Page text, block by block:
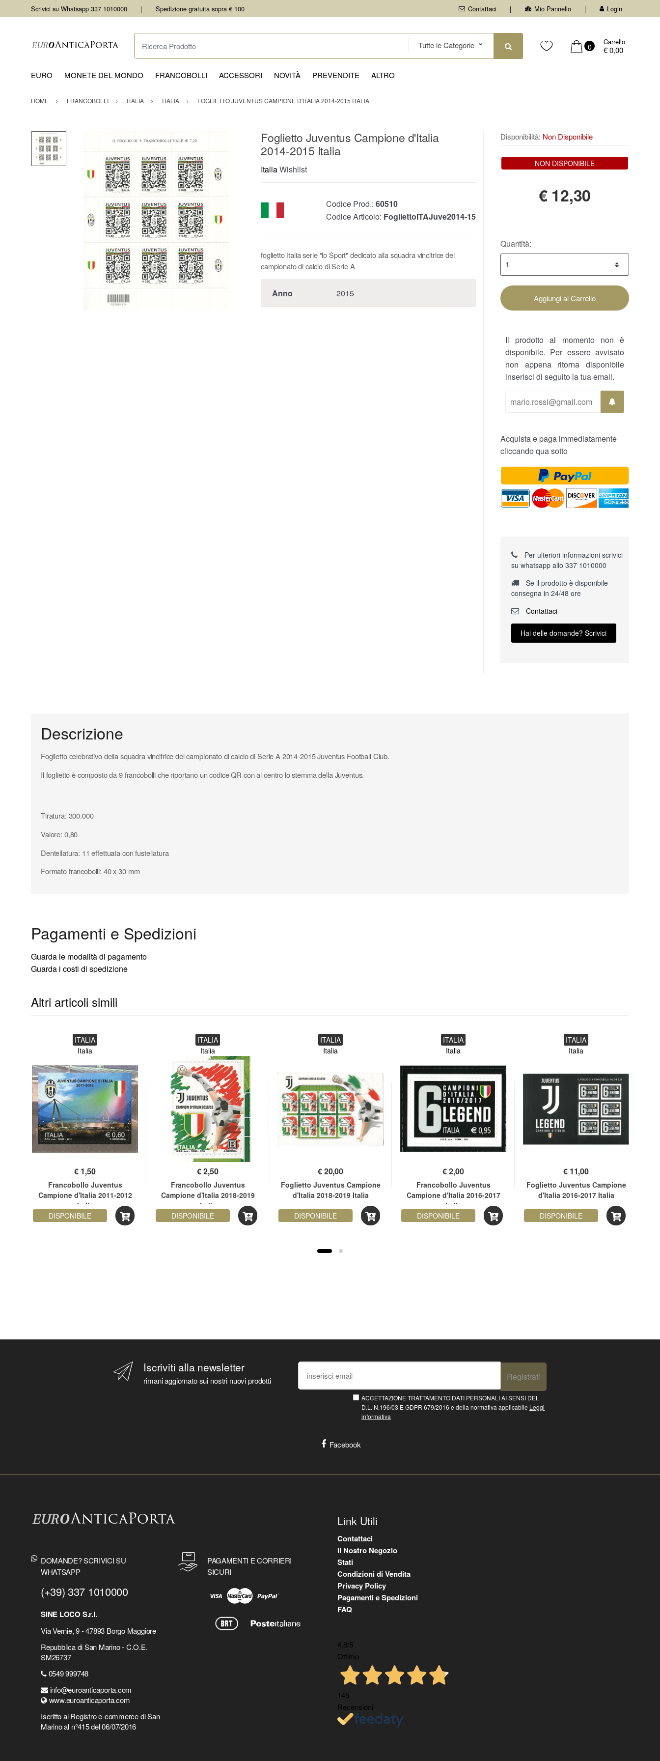
Scrivici su Whatsapp 337 1010000 Spedizione gratuita sopra € 100 Contattaci Mio Pannello Login
Ricerca Prodotto
0
Carrello
€ 0,00
EURO MONETE DEL MONDO FRANCOBOLLI ACCESSORI NOVITÀ PREVENDITE ALTRO
HOME FRANCOBOLLI ITALIA ITALIA FOGLIETTO JUVENTUS CAMPIONE D'ITALIA 2014-2015 ITALIA
Foglietto Juventus Campione d'Italia
2014-2015 Italia
ItaliaWishlist
Codice Prod.: 60510
Codice Articolo: FogliettoITAJuve2014-15
foglietto Italia serie "lo Sport" dedicato alla squadra vincitrice del
campionato di calcio di Serie A
Anno 2015
Disponibilità: Non Disponibile
NON DISPONIBILE
€ 12,30
Quantità:
Aggiungi al Carrello
Il prodotto al momento non è
disponibile. Per essere avvisato
non appena ritorna disponibile
inserisci di seguito la tua email.
Acquista e paga immediatamente
cliccando qua sotto
Per ulteriori informazioni scrivici
su whatsapp allo 337 1010000
Se il prodotto è disponibile
consegna in 24/48 ore
Contattaci
Hai delle domande? Scrivici
Descrizione
Foglietto celebrativo della squadra vincitrice del campionato di calcio di Serie A 2014-2015 Juventus Football Club.
Il foglietto è composto da 9 francobolli che riportano un codice QR con al centro lo stemma della Juventus.
Tiratura: 300.000
Valore: 0,80
Dentellatura: 11 effettuata con fustellatura
Formato francobolli: 40 x 30 mm
Pagamenti e Spedizioni
Guarda le modalità di pagamento
Guarda i costi di spedizione
Altri articoli simili
ITALIA
Italia
€ 1,50
Francobollo Juventus
Campione d'Italia 2011-2012
Italia
DISPONIBILE
ITALIA
Italia
€2,50
Francobollo Juventus
Campione d'Italia 2018-2019
Italia
DISPONIBILE
ITALIA
Italia
€20,00
Foglietto Juventus Campione
d'Italia 2018-2019 Italia
DISPONIBILE
ITALIA
Italia
€2,00
Francobollo Juventus
Campione d'Italia 2016-2017
Italia
DISPONIBILE
ITALIA
Italia
€ 11,00
Foglietto Juventus Campione
d'Italia 2016-2017 Italia
DISPONIBILE
Iscriviti alla newsletter
rimani aggiornato sui nostri nuovi prodotti Registrati
ACCETTAZIONE TRATTAMENTO DATI PERSONALI AI SENSI DEL
D.L. N.196/03 E GDPR 679/2016 e della normativa applicabile Leggi
informativa
Facebook
DOMANDE? SCRIVICI SU
WHATSAPP
(+39) 337 1010000
SINE LOCO S.r.l.
Via Vernie, 9 - 47893 Borgo Maggiore
Repubblica di San Marino - C.O.E.
SM26737
0549 999748
info@euroanticaporta.com
www.euroanticaporta.com
Iscritto al Registro e-commerce di San
Marino al n°415 del 06/07/2016
PAGAMENTI E CORRIERI
SICURI
Link Utili
Contattaci
Il Nostro Negozio
Stati
Condizioni di Vendita
Privacy Policy
Pagamenti e Spedizioni
FAQ
4,8/5
Ottimo
145
Recensioni